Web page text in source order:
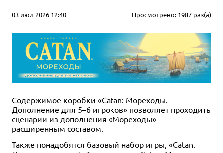
03 июл 2026 12:40 Просмотрено: 1987 раз(а)
Содержимое коробки «Catan: Мореходы.
Дополнение для 5–6 игроков» позволяет проходить
сценарии из дополнения «Мореходы»
расширенным составом.
Также понадобятся базовый набор игры, «Catan.